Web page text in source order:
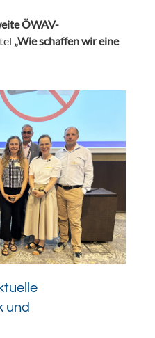
ÖWAV-
„Wie schaffen wir eine
und